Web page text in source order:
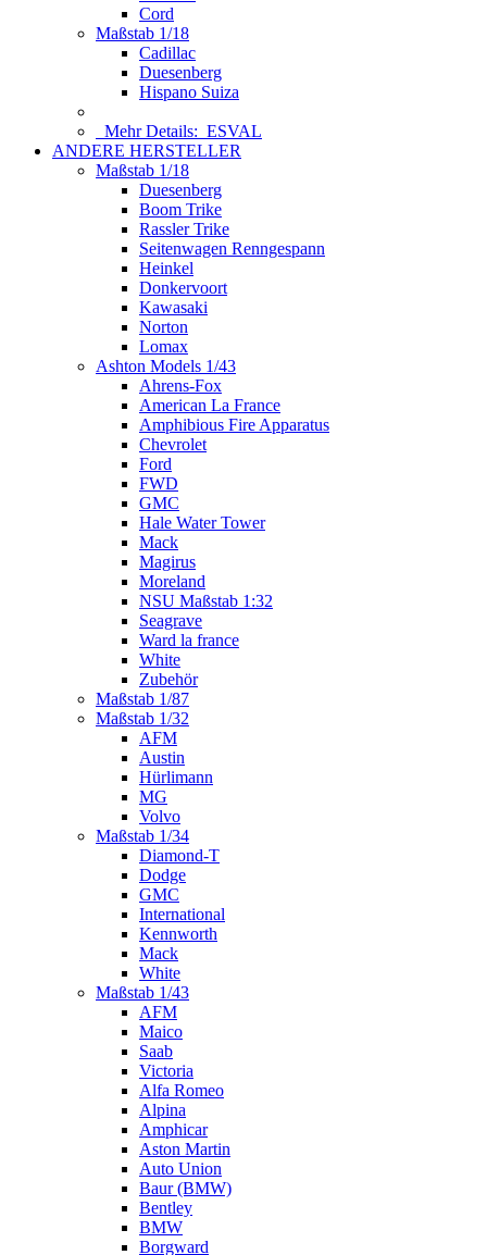
Cord
Maßstab 1/18
Cadillac
Duesenberg
Hispano Suiza
Mehr Details: ESVAL
ANDERE HERSTELLER
Maßstab 1/18
Duesenberg
Boom Trike
Rassler Trike
Seitenwagen Renngespann
Heinkel
Donkervoort
Kawasaki
Norton
Lomax
Ashton Models 1/43
Ahrens-Fox
American La France
Amphibious Fire Apparatus
Chevrolet
Ford
FWD
GMC
Hale Water Tower
Mack
Magirus
Moreland
NSU Maßstab 1:32
Seagrave
Ward la france
White
Zubehör
Maßstab 1/87
Maßstab 1/32
AFM
Austin
Hürlimann
MG
Volvo
Maßstab 1/34
Diamond-T
Dodge
GMC
International
Kennworth
Mack
White
Maßstab 1/43
AFM
Maico
Saab
Victoria
Alfa Romeo
Alpina
Amphicar
Aston Martin
Auto Union
Baur (BMW)
Bentley
BMW
Borgward